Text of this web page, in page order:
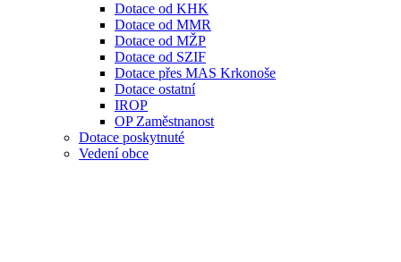
Dotace od KHK
Dotace od MMR
Dotace od MŽP
Dotace od SZIF
Dotace přes MAS Krkonoše
Dotace ostatní
IROP
OP Zaměstnanost
Dotace poskytnuté
Vedení obce